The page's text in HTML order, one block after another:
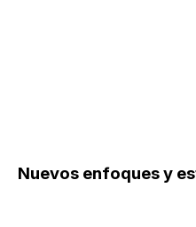
Nuevos enfoques y